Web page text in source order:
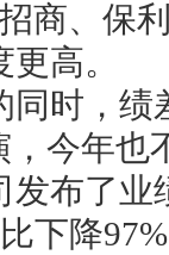
商、保
高。
时，绩
今年也
布了
下降